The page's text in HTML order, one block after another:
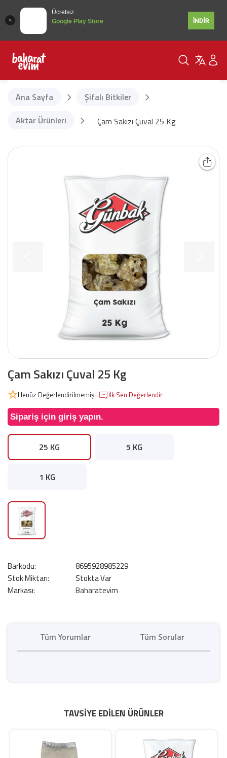
Ücretsiz
Google Play Store
İNDİR
Ana Sayfa
Şifalı Bitkiler
Aktar Ürünleri
Çam Sakızı Çuval 25 Kg
Çam Sakızı Çuval 25 Kg
Henüz Değerlendirilmemiş İlk Sen Değerlendir
Sipariş için giriş yapın.
25 KG 5 KG
1 KG
Barkodu:
8695928985229
Stok Miktarı:
Stokta Var
Markası:
Baharatevim
Tüm Yorumlar Tüm Sorular
TAVSIYE EDILEN ÜRÜNLER